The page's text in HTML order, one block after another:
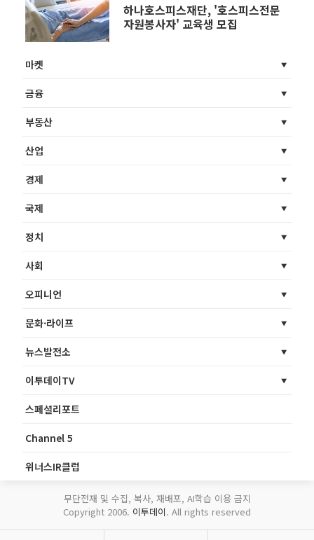
하나호스피스재단, '호스피스전문
자원봉사자' 교육생 모집
마켓
금융
부동산
산업
경제
국제
정치
사회
오피니언
문화·라이프
뉴스발전소
이투데이TV
스페셜리포트
Channel 5
위너스IR클럽
무단전재 및 수집, 복사, 재배포, AI학습 이용 금지
Copyright 2006. 이투데이. All rights reserved